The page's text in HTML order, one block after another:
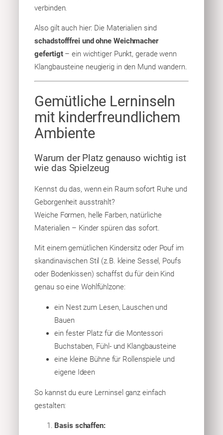
verbinden.
Also gilt auch hier: Die Materialien sind
schadstofffrei und ohne Weichmacher
gefertigt– ein wichtiger Punkt, gerade wenn
Klangbausteine neugierig in den Mund wandern.
Gemütliche Lerninseln
mit kinderfreundlichem
Ambiente
Warum der Platz genauso wichtig ist
wie das Spielzeug
Kennst du das, wenn ein Raum sofort Ruhe und
Geborgenheit ausstrahlt?
Weiche Formen, helle Farben, natürliche
Materialien – Kinder spüren das sofort.
Mit einem gemütlichen Kindersitz oder Pouf im
skandinavischen Stil (z.B. kleine Sessel, Poufs
oder Bodenkissen) schaffst du für dein Kind
genau so eine Wohlfühlzone:
ein Nest zum Lesen, Lauschen und
Bauen
ein fester Platz für die Montessori
Buchstaben, Fühl- und Klangbausteine
eine kleine Bühne für Rollenspiele und
eigene Ideen
So kannst du eure Lerninsel ganz einfach
gestalten:
Basis schaffen: